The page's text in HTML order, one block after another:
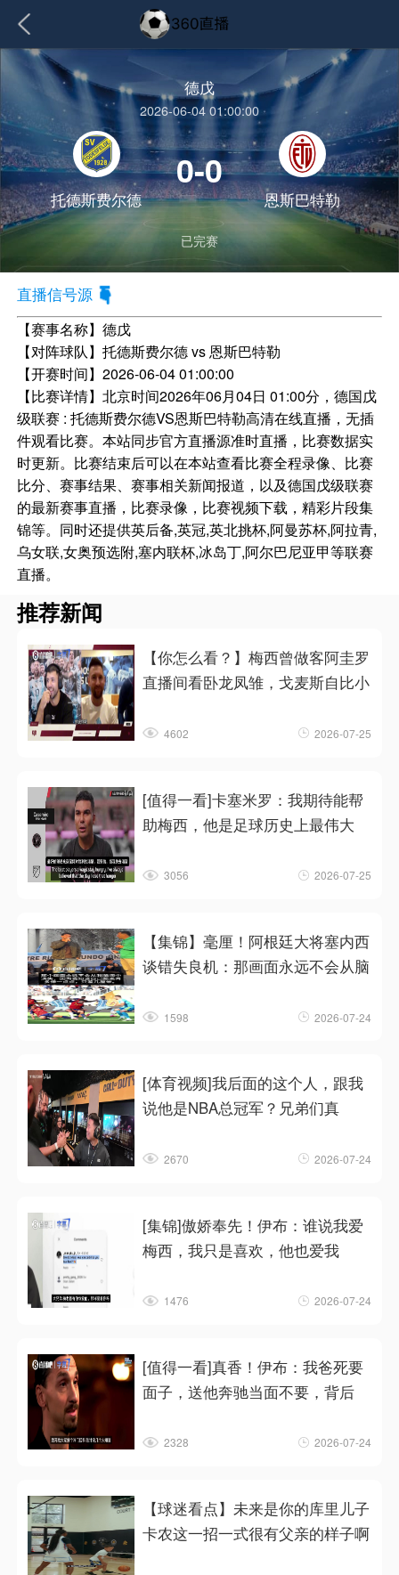
德戊
2026-06-04 01:00:00
托德斯费尔德
0-0
恩斯巴特勒
已完赛
直播信号源
【赛事名称】德戊
【对阵球队】托德斯费尔德 vs 恩斯巴特勒
【开赛时间】2026-06-04 01:00:00
【比赛详情】北京时间2026年06月04日 01:00分，德国戊
级联赛 : 托德斯费尔德VS恩斯巴特勒高清在线直播，无插
件观看比赛。本站同步官方直播源准时直播，比赛数据实
时更新。比赛结束后可以在本站查看比赛全程录像、比赛
比分、赛事结果、赛事相关新闻报道，以及德国戊级联赛
的最新赛事直播，比赛录像，比赛视频下载，精彩片段集
锦等。同时还提供英后备,英冠,英北挑杯,阿曼苏杯,阿拉青,
乌女联,女奥预选附,塞内联杯,冰岛丁,阿尔巴尼亚甲等联赛
直播。
推荐新闻
【你怎么看？】梅西曾做客阿圭罗
直播间看卧龙凤雏，戈麦斯自比小
4602 2026-07-25
[值得一看]卡塞米罗：我期待能帮
助梅西，他是足球历史上最伟大
3056 2026-07-25
【集锦】毫厘！阿根廷大将塞内西
谈错失良机：那画面永远不会从脑
1598 2026-07-24
[体育视频]我后面的这个人，跟我
说他是NBA总冠军？兄弟们真
2670 2026-07-24
[集锦]傲娇奉先！伊布：谁说我爱
梅西，我只是喜欢，他也爱我
1476 2026-07-24
[值得一看]真香！伊布：我爸死要
面子，送他奔驰当面不要，背后
2328 2026-07-24
【球迷看点】未来是你的库里儿子
卡农这一招一式很有父亲的样子啊